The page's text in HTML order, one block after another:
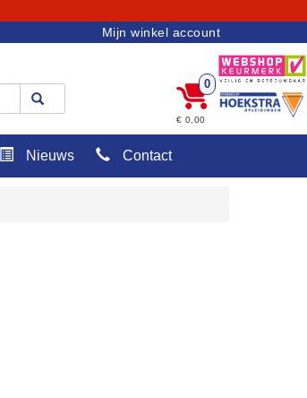
Mijn winkel account
0
€ 0,00
Nieuws Contact